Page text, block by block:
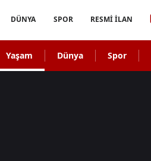
DÜNYA SPOR RESMİ İLAN
Yaşam Dünya Spor